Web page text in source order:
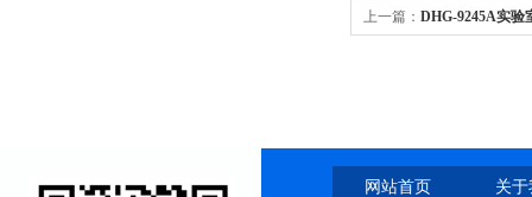
上一篇： DHG-9245A实验
网站首页 关